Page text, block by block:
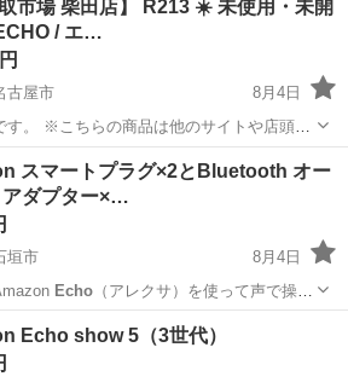
取市場 柴田店】 R213 ☀️ 未使用・未開
品♪ ECHO / エ…
古屋市
8月4日
や店頭で
入意思を示された場合でも、多少の時間
差で売切れている場合もあるので、ご了承下さい。 メーカー ：
スマートプラグ×2とBluetooth オー
アダプター×…
垣市
8月4日
Echo（アレクサ）を使って声で操作
Amazon Echo show 5（3世代）